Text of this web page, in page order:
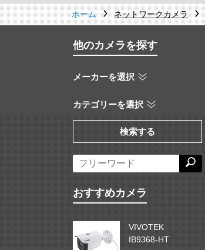
ホーム ネットワークカメラ
他のカメラを探す
メーカーを選択
カテゴリーを選択
検索する
おすすめカメラ
VIVOTEK
IB9368-HT